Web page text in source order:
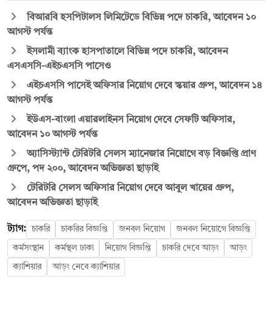
বিআরবি হসপিটালস লিমিটেডে বিভিন্ন পদে চাকরি, আবেদন ১০
আগস্ট পর্যন্ত
ইসলামী ব্যাংক হাসপাতালে বিভিন্ন পদে চাকরি, আবেদন
এসএসসি-এইচএসসি পাসেও
এইচএসসি পাসেই অফিসার নিয়োগ দেবে স্কয়ার গ্রুপ, আবেদন ১৪
আগস্ট পর্যন্ত
ইউএস-বাংলা এয়ারলাইনস নিয়োগ দেবে সেফটি অফিসার,
আবেদন ১০ আগস্ট পর্যন্ত
অ্যাসিস্ট্যান্ট টেরিটরি সেলস ম্যানেজার নিয়োগে বড় বিজ্ঞপ্তি প্রাণ
গ্রুপে, পদ ২০০, আবেদন অভিজ্ঞতা ছাড়াই
টেরিটরি সেলস অফিসার নিয়োগ দেবে আবুল খায়ের গ্রুপ,
আবেদন অভিজ্ঞতা ছাড়াই
ট্যাগ: চাকরি চাকরির বিজ্ঞপ্তি জনবল নিয়োগ জনবল নিয়োগে বিজ্ঞপ্তি
কর্মসংস্থান কর্মস্থল ঢাকা নিয়োগ বিজ্ঞপ্তি চাকরি দেবে আড়ং আড়ং
ক্যাশিয়ার আড়ং নেবে ক্যাশিয়ার